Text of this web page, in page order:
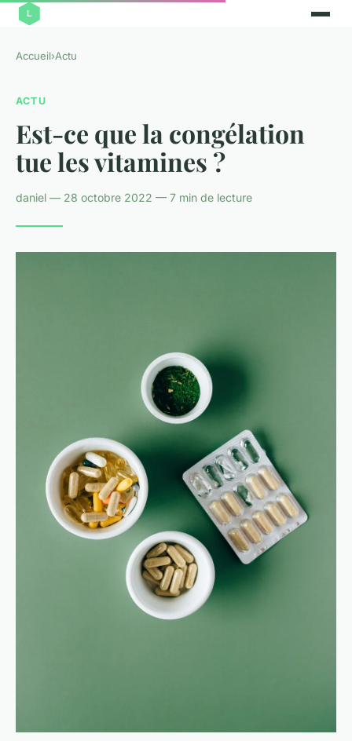
Accueil›Actu
ACTU
Est-ce que la congélation
tue les vitamines ?
daniel — 28 octobre 2022 — 7 min de lecture